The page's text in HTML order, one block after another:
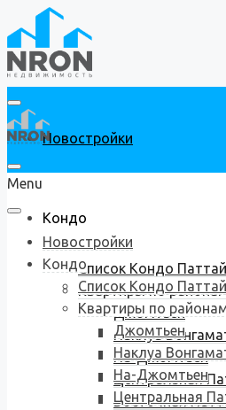
Новостройки
Кондо
Список Кондо
Квартиры по
Джомтьен
Наклуа
На-Джомтьен
Центральная
Восточная
Menu
Новостройки
Кондо
Список Кондо
Квартиры по
Джомтьен
Наклуа
На-Джомтьен
Центральная